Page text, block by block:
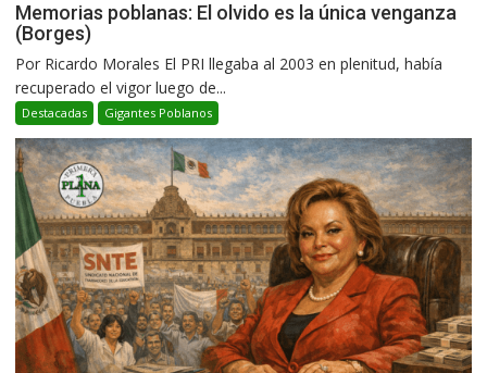
Memorias poblanas: El olvido es la única venganza
(Borges)
Por Ricardo Morales El PRI llegaba al 2003 en plenitud, había
recuperado el vigor luego de...
Destacadas Gigantes Poblanos